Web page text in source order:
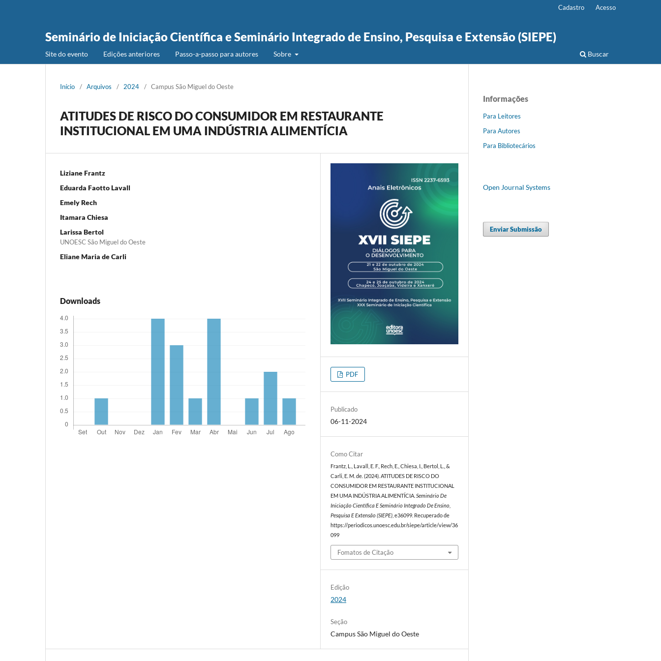
Seminário de Iniciação Científica e Seminário Integrado de Ensino, Pesquisa e Extensão (SIEPE)
Site do evento Edições anteriores Passo-a-passo para autores Sobre Buscar
Cadastro Acesso
Início / Arquivos / 2024 / Campus São Miguel do Oeste
ATITUDES DE RISCO DO CONSUMIDOR EM RESTAURANTE
INSTITUCIONAL EM UMA INDÚSTRIA ALIMENTÍCIA
Liziane Frantz
Eduarda Faotto Lavall
Emely Rech
Itamara Chiesa
Larissa Bertol
UNOESC São Miguel do Oeste
Eliane Maria de Carli
Downloads
PDF
Publicado
06-11-2024
Como Citar
Frantz, L., Lavall, E. F., Rech, E., Chiesa, I., Bertol, L., &
Carli, E. M. de. (2024). ATITUDES DE RISCO DO
CONSUMIDOR EM RESTAURANTE INSTITUCIONAL
EM UMA INDÚSTRIA ALIMENTÍCIA.Seminário De
Iniciação Científica E Seminário Integrado De Ensino,
Pesquisa E Extensão (SIEPE) , e36099. Recuperado de
https://periodicos.unoesc.edu.br/siepe/article/view/36
099
Fomatos de Citação
Edição
2024
Seção
Campus São Miguel do Oeste
Informações
Para Leitores
Para Autores
Para Bibliotecários
Open Journal Systems
Enviar Submissão